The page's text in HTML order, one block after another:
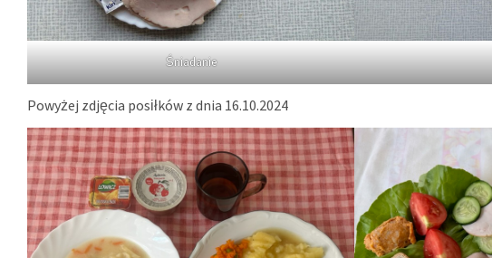
Śniadanie
Powyżej zdjęcia posiłków z dnia 16.10.2024